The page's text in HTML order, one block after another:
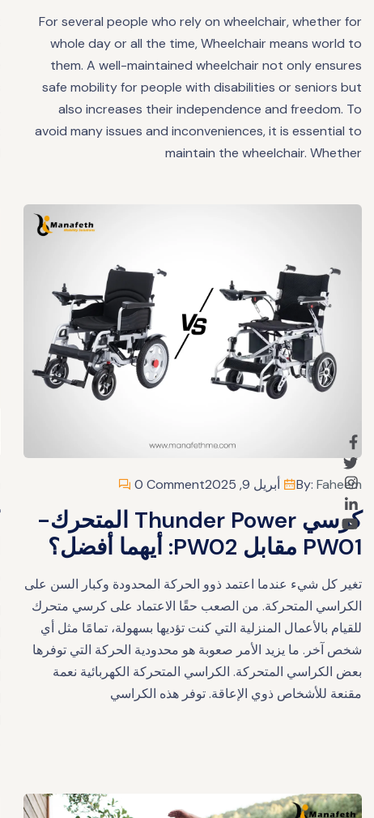
For several people who rely on wheelchair, whether for
whole day or all the time, Wheelchair means world to
them. A well-maintained wheelchair not only ensures
safe mobility for people with disabilities or seniors but
also increases their independence and freedom. To
avoid many issues and inconveniences, it is essential to
maintain the wheelchair. Whether
By: Faheem أبريل 9, 2025 0 Comment
كرسي Thunder Power المتحرك-
PW01 مقابل PW02: أيهما أفضل؟
تغير كل شيء عندما اعتمد ذوو الحركة المحدودة وكبار السن على
الكراسي المتحركة. من الصعب حقًا الاعتماد على كرسي متحرك
للقيام بالأعمال المنزلية التي كنت تؤديها بسهولة، تمامًا مثل أي
شخص آخر. ما يزيد الأمر صعوبة هو محدودية الحركة التي توفرها
بعض الكراسي المتحركة. الكراسي المتحركة الكهربائية نعمة
مقنعة للأشخاص ذوي الإعاقة. توفر هذه الكراسي